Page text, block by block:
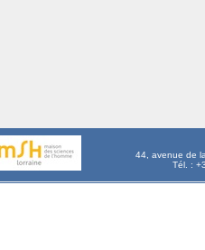
44, avenue de
Tél. :